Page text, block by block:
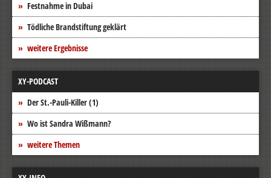
Festnahme in Dubai
Tödliche Brandstiftung geklärt
weitere Ergebnisse
XY-PODCAST
Der St.-Pauli-Killer (1)
Wo ist Sandra Wißmann?
weitere Themen